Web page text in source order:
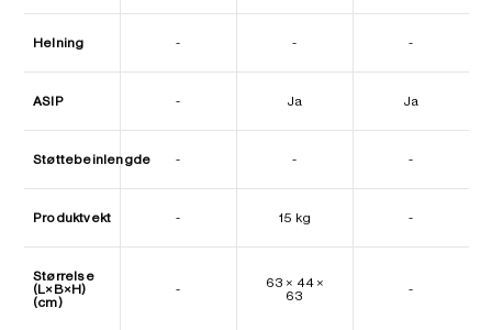
Helning - - -
ASIP - Ja Ja
Støttebeinlengde - - -
Produktvekt - 15 kg -
Størrelse
(L×B×H)
(cm)
-
63 × 44 ×
63
-